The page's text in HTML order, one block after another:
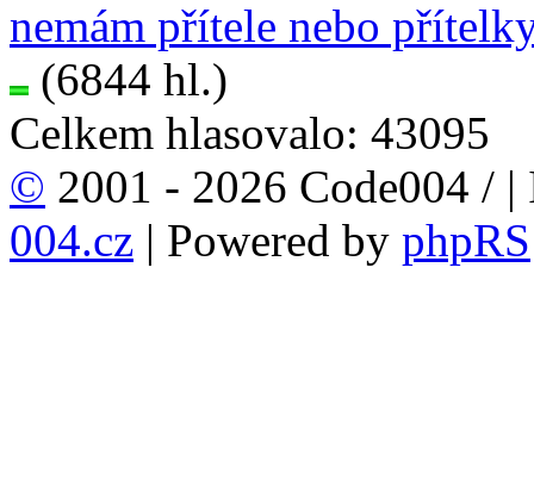
nemám přítele nebo
(6844 hl.)
Celkem hlasovalo: 43095
© 2001 - 2026 Code004 / |
004.cz | Powered by phpRS